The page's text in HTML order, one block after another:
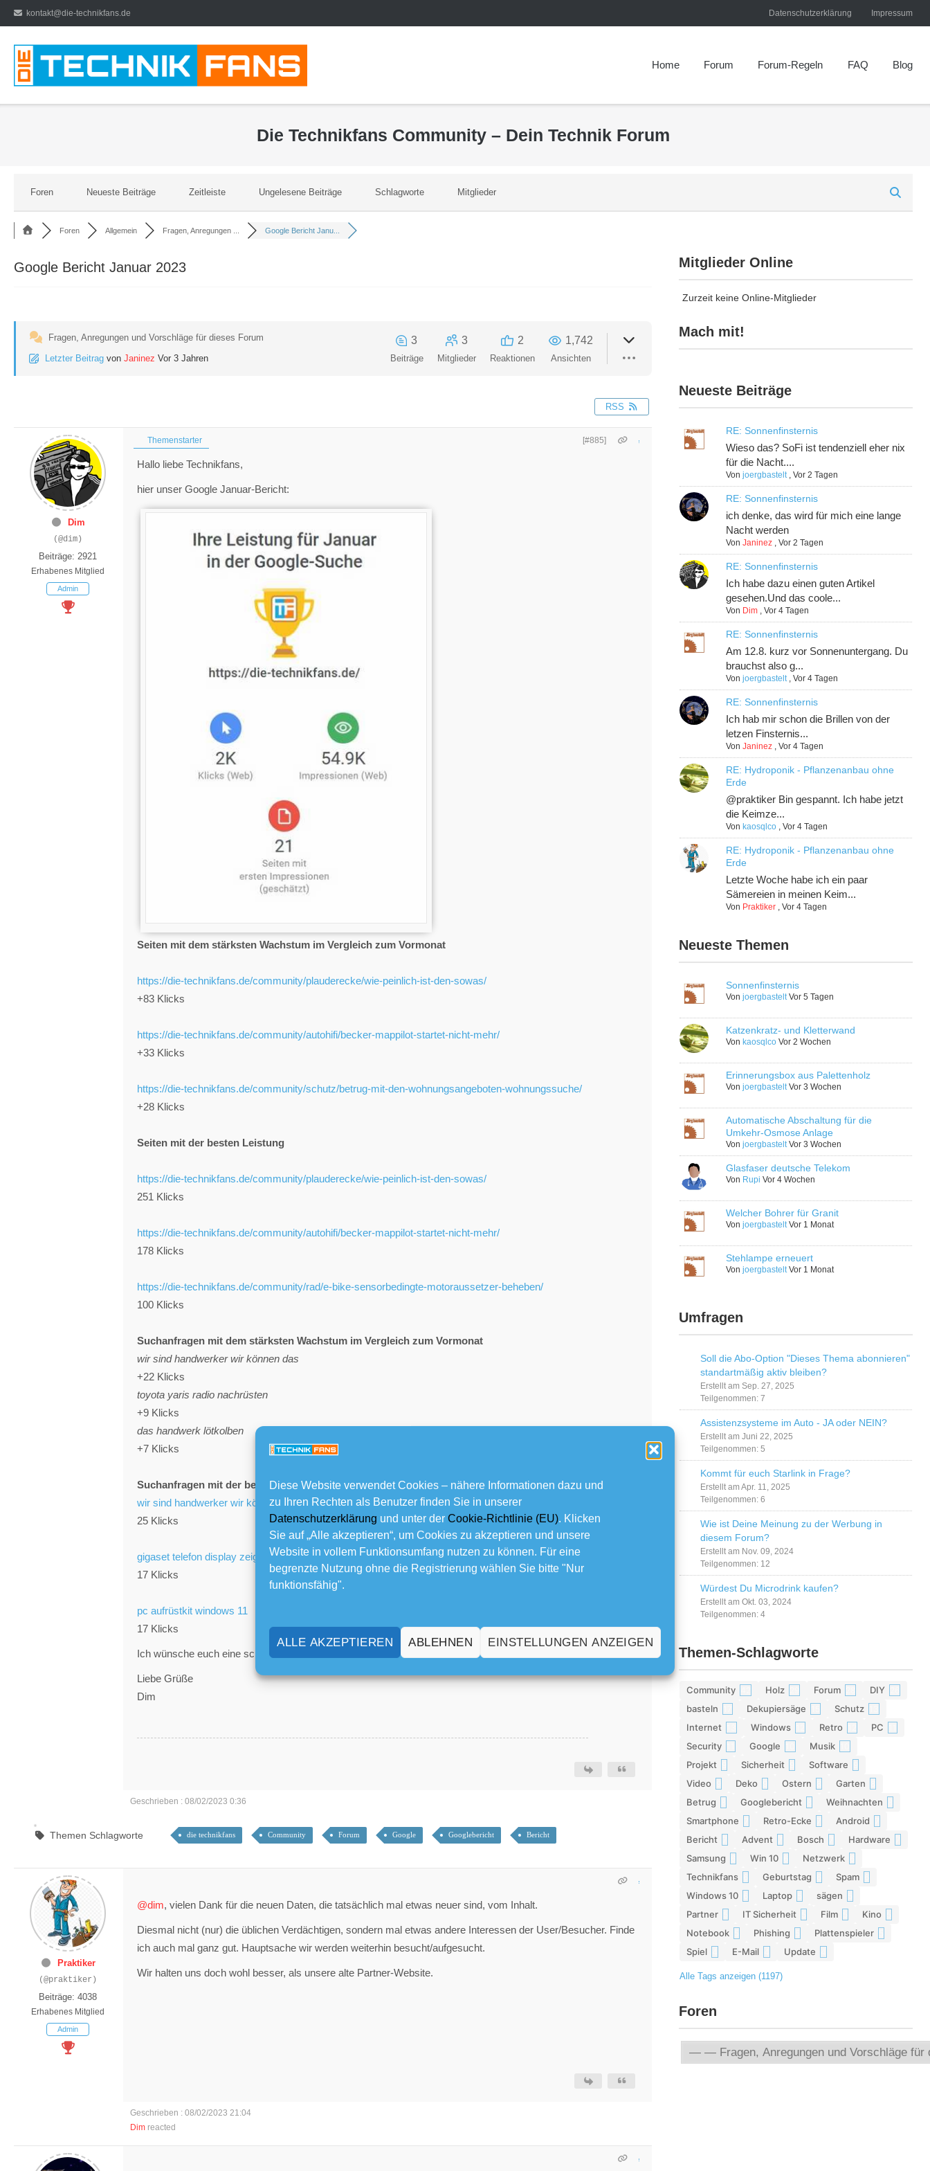
Diese Website verwendet Cookies – nähere Informationen dazu und
zu Ihren Rechten als Benutzer finden Sie in unserer
Datenschutzerklärung und unter der Cookie-Richtlinie (EU). Klicken
Sie auf „Alle akzeptieren“, um Cookies zu akzeptieren und unsere
Website in vollem Funktionsumfang nutzen zu können. Für eine
begrenzte Nutzung ohne die Registrierung wählen Sie bitte "Nur
funktionsfähig".
ALLE AKZEPTIEREN ABLEHNEN EINSTELLUNGEN ANZEIGEN
Direkt
zum
Inhalt
kontakt@die-technikfans.de Datenschutzerklärung Impressum
Home Forum Forum-Regeln FAQ Blog
Die Technikfans Community – Dein Technik Forum
Foren Neueste Beiträge Zeitleiste Ungelesene Beiträge Schlagworte Mitglieder
Foren Allgemein Fragen, Anregungen ... Google Bericht Janu...
Google Bericht Januar 2023
Fragen, Anregungen und Vorschläge für dieses Forum
Letzter Beitrag von Janinez Vor 3 Jahren
3
Beiträge
3
Mitglieder
2
Reaktionen
1,742
Ansichten
RSS
Dim
(@dim)
Beiträge: 2921
Erhabenes Mitglied
Admin
Themenstarter [#885]
Hallo liebe Technikfans,
hier unser Google Januar-Bericht:
Seiten mit dem stärksten Wachstum im Vergleich zum Vormonat
https://die-technikfans.de/community/plauderecke/wie-peinlich-ist-den-sowas/
+83 Klicks
https://die-technikfans.de/community/autohifi/becker-mappilot-startet-nicht-mehr/
+33 Klicks
https://die-technikfans.de/community/schutz/betrug-mit-den-wohnungsangeboten-wohnungssuche/
+28 Klicks
Seiten mit der besten Leistung
https://die-technikfans.de/community/plauderecke/wie-peinlich-ist-den-sowas/
251 Klicks
https://die-technikfans.de/community/autohifi/becker-mappilot-startet-nicht-mehr/
178 Klicks
https://die-technikfans.de/community/rad/e-bike-sensorbedingte-motoraussetzer-beheben/
100 Klicks
Suchanfragen mit dem stärksten Wachstum im Vergleich zum Vormonat
wir sind handwerker wir können das
+22 Klicks
toyota yaris radio nachrüsten
+9 Klicks
das handwerk lötkolben
+7 Klicks
Suchanfragen mit der besten Leistung
wir sind handwerker wir können das
25 Klicks
gigaset telefon display zeigt nichts an
17 Klicks
pc aufrüstkit windows 11
17 Klicks
Ich wünsche euch eine schöne Woche!
Liebe Grüße
Dim
Geschrieben : 08/02/2023 0:36
Themen Schlagworte die technikfans Community Forum Google Googlebericht Bericht
Praktiker
(@praktiker)
Beiträge: 4038
Erhabenes Mitglied
Admin
@dim, vielen Dank für die neuen Daten, die tatsächlich mal etwas neuer sind, vom Inhalt.
Diesmal nicht (nur) die üblichen Verdächtigen, sondern mal etwas andere Interessen der User/Besucher. Finde
ich auch mal ganz gut. Hauptsache wir werden weiterhin besucht/aufgesucht.
Wir halten uns doch wohl besser, als unsere alte Partner-Website.
Geschrieben : 08/02/2023 21:04
Dim reacted
Mitglieder Online
Zurzeit keine Online-Mitglieder
Mach mit!
Neueste Beiträge
RE: Sonnenfinsternis
Wieso das? SoFi ist tendenziell eher nix
für die Nacht....
Vonjoergbastelt ,Vor 2 Tagen
RE: Sonnenfinsternis
ich denke, das wird für mich eine lange
Nacht werden
VonJaninez ,Vor 2 Tagen
RE: Sonnenfinsternis
Ich habe dazu einen guten Artikel
gesehen.Und das coole...
Von Dim ,Vor 4 Tagen
RE: Sonnenfinsternis
Am 12.8. kurz vor Sonnenuntergang. Du
brauchst also g...
Vonjoergbastelt ,Vor 4 Tagen
RE: Sonnenfinsternis
Ich hab mir schon die Brillen von der
letzen Finsternis...
VonJaninez ,Vor 4 Tagen
RE: Hydroponik - Pflanzenanbau ohne
Erde
@praktiker Bin gespannt. Ich habe jetzt
die Keimze...
Vonkaosqlco ,Vor 4 Tagen
RE: Hydroponik - Pflanzenanbau ohne
Erde
Letzte Woche habe ich ein paar
Sämereien in meinen Keim...
Von Praktiker ,Vor 4 Tagen
Neueste Themen
Sonnenfinsternis
Vonjoergbastelt Vor 5 Tagen
Katzenkratz- und Kletterwand
Vonkaosqlco Vor 2 Wochen
Erinnerungsbox aus Palettenholz
Vonjoergbastelt Vor 3 Wochen
Automatische Abschaltung für die
Umkehr-Osmose Anlage
Vonjoergbastelt Vor 3 Wochen
Glasfaser deutsche Telekom
Von Rupi Vor 4 Wochen
Welcher Bohrer für Granit
Vonjoergbastelt Vor 1 Monat
Stehlampe erneuert
Vonjoergbastelt Vor 1 Monat
Umfragen
Soll die Abo-Option "Dieses Thema abonnieren"
standartmäßig aktiv bleiben?
Erstellt am Sep. 27, 2025
Teilgenommen: 7
Assistenzsysteme im Auto - JA oder NEIN?
Erstellt am Juni 22, 2025
Teilgenommen: 5
Kommt für euch Starlink in Frage?
Erstellt am Apr. 11, 2025
Teilgenommen: 6
Wie ist Deine Meinung zu der Werbung in
diesem Forum?
Erstellt am Nov. 09, 2024
Teilgenommen: 12
Würdest Du Microdrink kaufen?
Erstellt am Okt. 03, 2024
Teilgenommen: 4
Themen-Schlagworte
Community Holz Forum DIY
basteln Dekupiersäge Schutz
Internet Windows Retro PC
Security Google Musik
Projekt Sicherheit Software
Video Deko Ostern Garten
Betrug Googlebericht Weihnachten
Smartphone Retro-Ecke Android
Bericht Advent Bosch Hardware
Samsung Win 10 Netzwerk
Technikfans Geburtstag Spam
Windows 10 Laptop sägen
Partner IT Sicherheit Film Kino
Notebook Phishing Plattenspieler
Spiel E-Mail Update
Alle Tags anzeigen (1197)
Foren